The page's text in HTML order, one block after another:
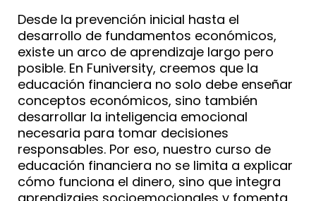
Desde la prevención inicial hasta el
desarrollo de fundamentos económicos,
existe un arco de aprendizaje largo pero
posible. En Funiversity, creemos que la
educación financiera no solo debe enseñar
conceptos económicos, sino también
desarrollar la inteligencia emocional
necesaria para tomar decisiones
responsables. Por eso, nuestro curso de
educación financiera no se limita a explicar
cómo funciona el dinero, sino que integra